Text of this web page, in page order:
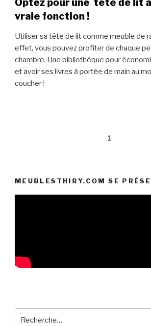
vraie fonction !
Utiliser sa tête de lit comme meuble de
effet, vous pouvez profiter de chaque
chambre. Une bibliothèque pour
et avoir ses livres à portée de main au
coucher !
1
MEUBLESTHIRY.COM SE